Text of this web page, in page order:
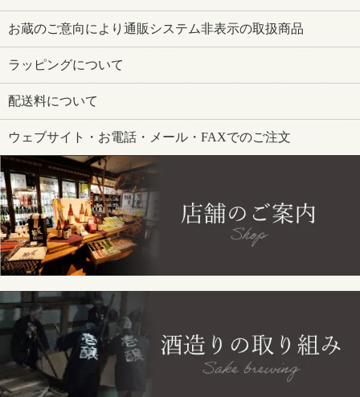
お蔵のご意向により通販システム非表示の取扱商品
ラッピングについて
配送料について
ウェブサイト・お電話・メール・FAXでのご注文